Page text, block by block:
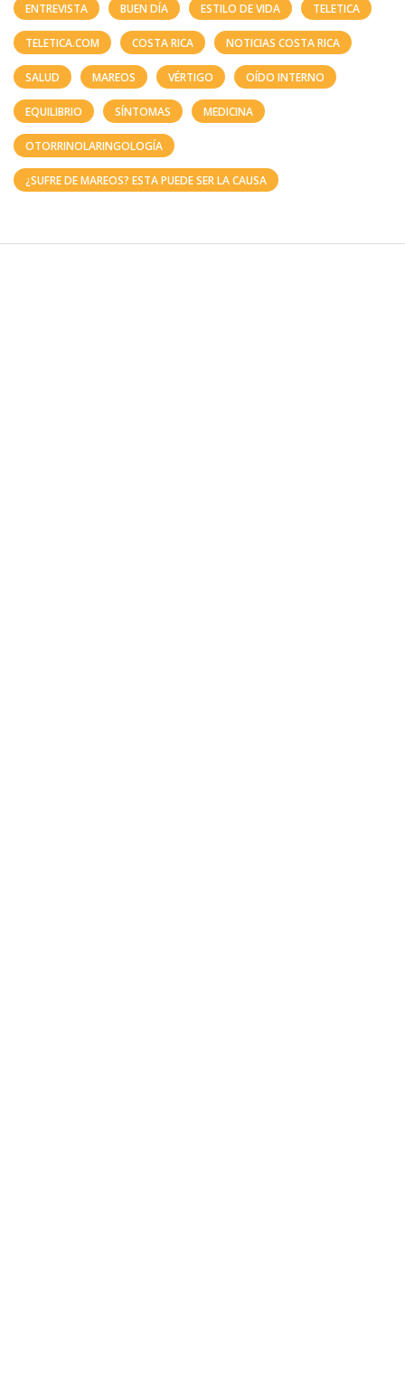
ENTREVISTA BUEN DÍA ESTILO DE VIDA TELETICA
TELETICA.COM COSTA RICA NOTICIAS COSTA RICA
SALUD MAREOS VÉRTIGO OÍDO INTERNO
EQUILIBRIO SÍNTOMAS MEDICINA
OTORRINOLARINGOLOGÍA
¿SUFRE DE MAREOS? ESTA PUEDE SER LA CAUSA